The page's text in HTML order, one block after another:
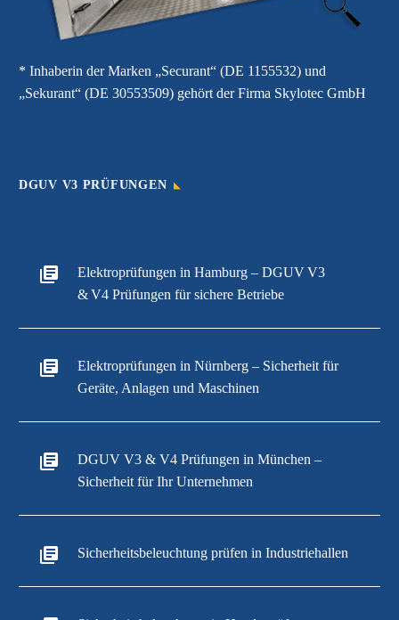
* Inhaberin der Marken „Securant“ (DE 1155532) und
„Sekurant“ (DE 30553509) gehört der Firma Skylotec GmbH
DGUV V3 PRÜFUNGEN
Elektroprüfungen in Hamburg – DGUV V3
& V4 Prüfungen für sichere Betriebe
Elektroprüfungen in Nürnberg – Sicherheit für
Geräte, Anlagen und Maschinen
DGUV V3 & V4 Prüfungen in München –
Sicherheit für Ihr Unternehmen
Sicherheitsbeleuchtung prüfen in Industriehallen